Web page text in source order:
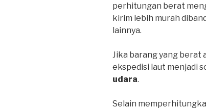
perhitungan berat
kirim lebih murah
lainnya.
Jika barang yang berat
ekspedisi laut menjadi
udara.
Selain